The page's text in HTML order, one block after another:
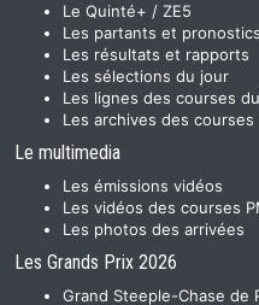
Le Quinté+ / ZE5
Les partants et pronostics
Les résultats et rapports
Les sélections du jour
Les lignes des courses
Les archives des
Le multimedia
Les émissions vidéos
Les vidéos des courses
Les photos des arrivées
Les Grands Prix 2026
Grand Steeple-Chase de